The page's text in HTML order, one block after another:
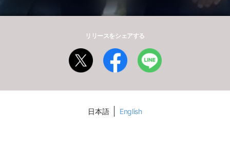
リリースをシェアする
日本語 English